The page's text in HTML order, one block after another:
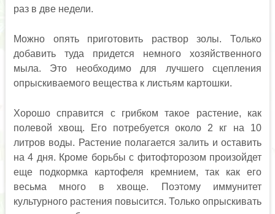
раз в две недели.
Можно опять приготовить раствор золы. Только
добавить туда придется немного хозяйственного
мыла. Это необходимо для лучшего сцепления
опрыскиваемого вещества к листьям картошки.
Хорошо справится с грибком такое растение, как
полевой хвощ. Его потребуется около 2 кг на 10
литров воды. Растение полагается залить и оставить
на 4 дня. Кроме борьбы с фитофторозом произойдет
еще подкормка картофеля кремнием, так как его
весьма много в хвоще. Поэтому иммунитет
культурного растения повысится. Только опрыскивать